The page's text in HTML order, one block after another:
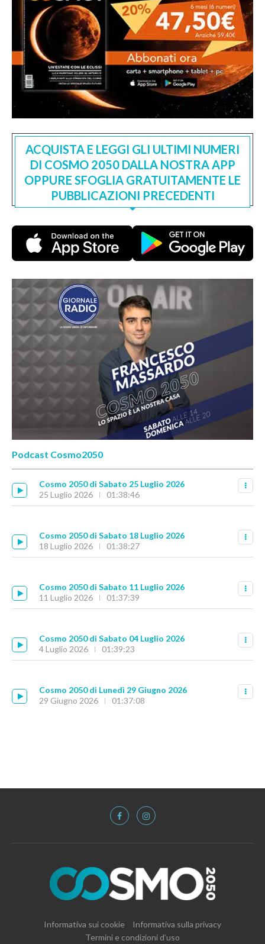
ACQUISTA E LEGGI GLI ULTIMI NUMERI
DI COSMO 2050 DALLA NOSTRA APP
OPPURE SFOGLIA GRATUITAMENTE LE
PUBBLICAZIONI PRECEDENTI
Podcast Cosmo2050
Cosmo 2050 di Sabato 25 Luglio 2026
25 Luglio 2026
01:38:46
Cosmo 2050 di Sabato 18 Luglio 2026
18 Luglio 2026
01:38:27
Cosmo 2050 di Sabato 11 Luglio 2026
11 Luglio 2026
01:37:39
Cosmo 2050 di Sabato 04 Luglio 2026
4 Luglio 2026
01:39:23
Cosmo 2050 di Lunedì 29 Giugno 2026
29 Giugno 2026
01:37:08
Informativa sui cookie
Informativa sulla privacy
Termini e condizioni d’uso